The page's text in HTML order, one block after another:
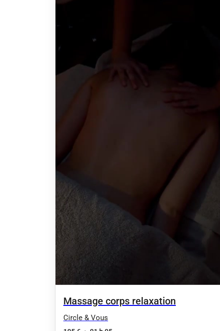
Massage corps relaxation
Circle & Vous